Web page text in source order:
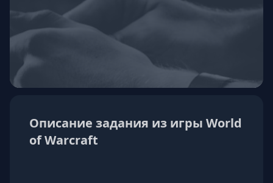
Описание задания из игры World
of Warcraft